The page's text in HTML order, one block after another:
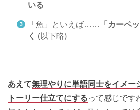
いる
「魚」といえば……
「カーペ
く (以下略)
あえて無理やりに単語同士をイメー
トーリー仕立てにするって感じです